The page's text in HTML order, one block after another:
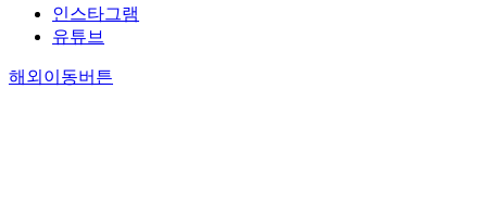
인스타그램
유튜브
해외이동버튼